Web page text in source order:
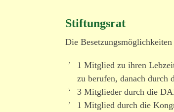
Stiftungsrat
Die
1 Mitglied zu ihren
zu berufen, danach durch
3 Mitglieder durch die
1 Mitglied durch die